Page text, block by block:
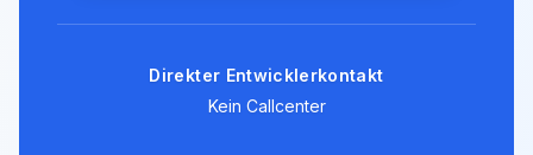
Direkter Entwicklerkontakt
Kein Callcenter